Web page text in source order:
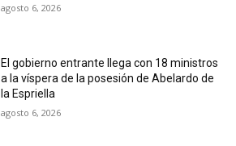
agosto 6, 2026
El gobierno entrante llega con 18 ministros
a la víspera de la posesión de Abelardo de
la Espriella
agosto 6, 2026